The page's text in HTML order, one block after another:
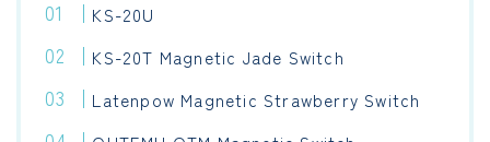
KS-20U
KS-20T Magnetic Jade Switch
Latenpow Magnetic Strawberry Switch